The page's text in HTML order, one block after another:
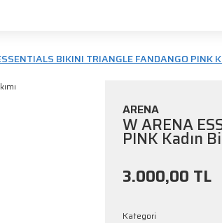
BIKINI TRIANGLE FANDANGO PINK
ARENA
W ARENA
PINK Kadın
3.000,00 TL
Kategori